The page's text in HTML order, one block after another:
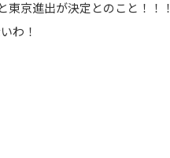
東京進出が決定とのこと！！！
わ！